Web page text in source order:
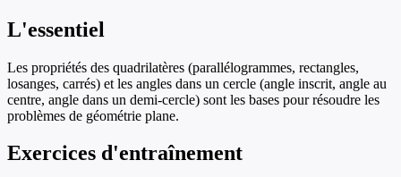
L'essentiel
Les propriétés des quadrilatères (parallélogrammes, rectangles,
losanges, carrés) et les angles dans un cercle (angle inscrit, angle au
centre, angle dans un demi-cercle) sont les bases pour résoudre les
problèmes de géométrie plane.
Exercices d'entraînement